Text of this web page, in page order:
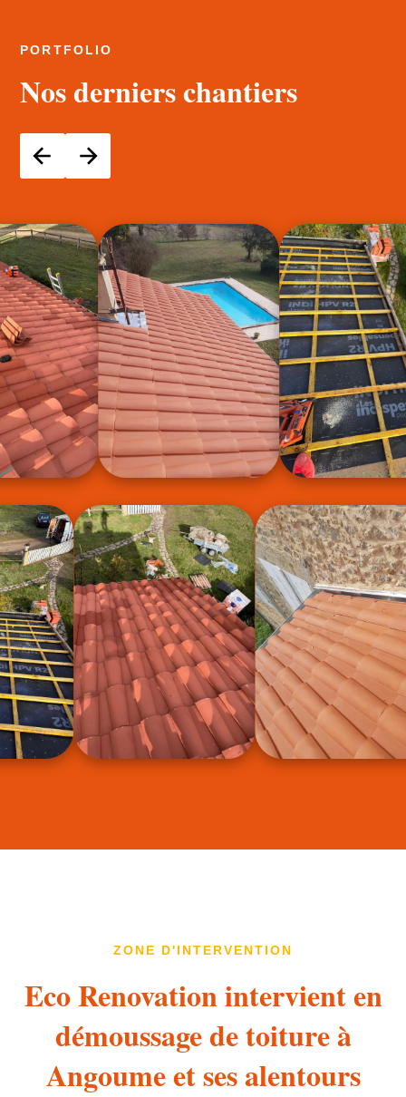
PORTFOLIO
Nos derniers chantiers
ZONE D'INTERVENTION
Eco Renovation intervient en
démoussage de toiture à
Angoume et ses alentours